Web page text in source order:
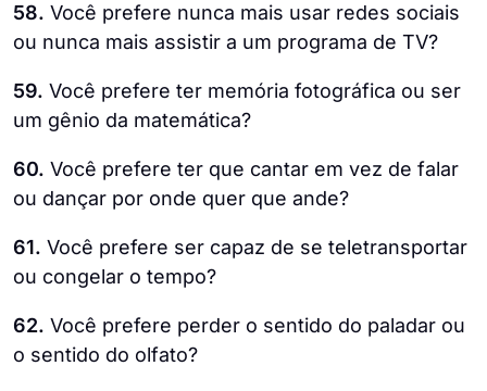
58. Você prefere nunca mais usar redes sociais
ou nunca mais assistir a um programa de TV?
59. Você prefere ter memória fotográfica ou ser
um gênio da matemática?
60. Você prefere ter que cantar em vez de falar
ou dançar por onde quer que ande?
61. Você prefere ser capaz de se teletransportar
ou congelar o tempo?
62. Você prefere perder o sentido do paladar ou
o sentido do olfato?